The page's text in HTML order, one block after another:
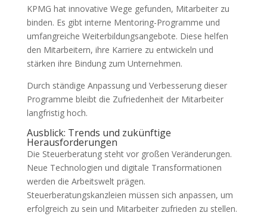
KPMG hat innovative Wege gefunden, Mitarbeiter zu
binden. Es gibt interne Mentoring-Programme und
umfangreiche Weiterbildungsangebote. Diese helfen
den Mitarbeitern, ihre Karriere zu entwickeln und
stärken ihre Bindung zum Unternehmen.
Durch ständige Anpassung und Verbesserung dieser
Programme bleibt die Zufriedenheit der Mitarbeiter
langfristig hoch.
Ausblick: Trends und zukünftige
Herausforderungen
Die Steuerberatung steht vor großen Veränderungen.
Neue Technologien und digitale Transformationen
werden die Arbeitswelt prägen.
Steuerberatungskanzleien müssen sich anpassen, um
erfolgreich zu sein und Mitarbeiter zufrieden zu stellen.